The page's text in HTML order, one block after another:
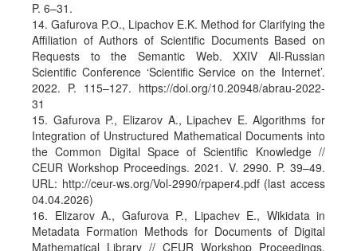
P. 6–31.
14. Gafurova P.О., Lipachov E.K. Method for Clarifying the
Affiliation of Authors of Scientific Documents Based on
Requests to the Semantic Web. XXIV All-Russian
Scientific Conference ‘Scientific Service on the Internet’.
2022. P. 115–127. https://doi.org/10.20948/abrau-2022-
31
15. Gafurova P., Elizarov A., Lipachev E. Algorithms for
Integration of Unstructured Mathematical Documents into
the Common Digital Space of Scientific Knowledge //
CEUR Workshop Proceedings. 2021. V. 2990. P. 39–49.
URL: http://ceur-ws.org/Vol-2990/rpaper4.pdf (last access
04.04.2026)
16. Elizarov A., Gafurova P., Lipachev E., Wikidata in
Metadata Formation Methods for Documents of Digital
Mathematical Library // CEUR Workshop Proceedings.